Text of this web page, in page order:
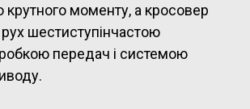
крутного моменту, а кросовер
шестиступінчастою
передач і системою